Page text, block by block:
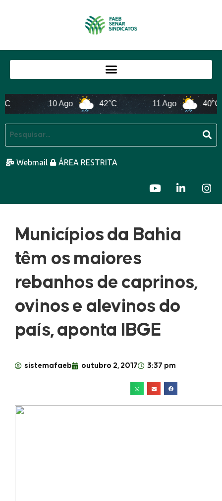
10 Ago 42°C 11 Ago 40°C
Webmail ÁREA RESTRITA
Municípios da Bahia
têm os maiores
rebanhos de caprinos,
ovinos e alevinos do
país, aponta IBGE
sistemafaeb outubro 2, 2017 3:37 pm